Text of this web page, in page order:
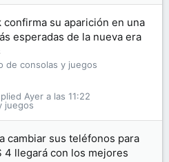
confirma su aparición en una
esperadas de la nueva era
de consolas y juegos
juegos
Ayer a las 11:22
cambiar sus teléfonos para
4 llegará con los mejores